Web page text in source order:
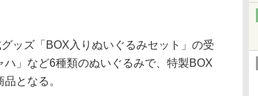
ッズ「BOX入りぬいぐるみセット」の受
」など6種類のぬいぐるみで、特製BOX
となる。